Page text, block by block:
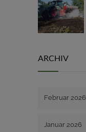
ARCHIV
Februar 2026
Januar 2026